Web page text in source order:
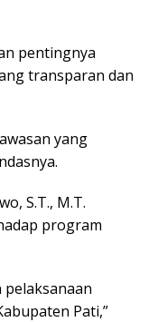
pentingnya
transparan dan
yang
S.T., M.T.
program
Pati,”